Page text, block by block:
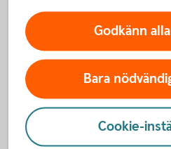
Blikund
0456-42400
Varför ska jag samla
krediter?
Genom att slå ihop lån kan du
Godkänn
Bara
Cookie-